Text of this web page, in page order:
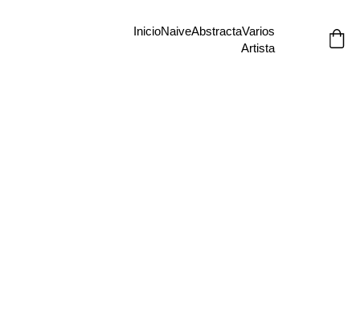
InicioNaiveAbstractaVarios
Artista